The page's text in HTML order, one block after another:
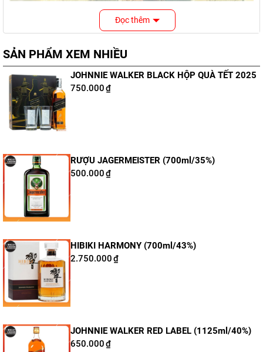
Thông tin chai whisky Chivas 25 Royal
Salute
Thương hiệu:
Nồng độ:
40%
Tuổi rượu:
Phân loại:
Xuất xứ:
Đọc thêm
SẢN PHẨM XEM NHIỀU
JOHNNIE WALKER BLACK HỘP QUÀ TẾT 2025
750.000₫
RƯỢU JAGERMEISTER (700ml/35%)
500.000₫
HIBIKI HARMONY (700ml/43%)
2.750.000₫
JOHNNIE WALKER RED LABEL (1125ml/40%)
650.000₫